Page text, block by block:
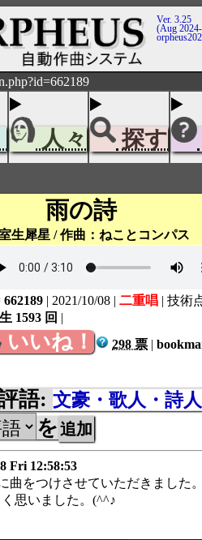
Ver. 3.25
(Aug
人々 探す
雨の詩
生犀星 / 作曲：ねことコンパス
662189 | 2021/10/08 | 二重唱 | 技術
1593 回 |
いいね！ 298 票 |
語: 文豪・歌人・詩人
を
Fri 12:58:53
曲をつけさせていただきました
思いました。(^^♪